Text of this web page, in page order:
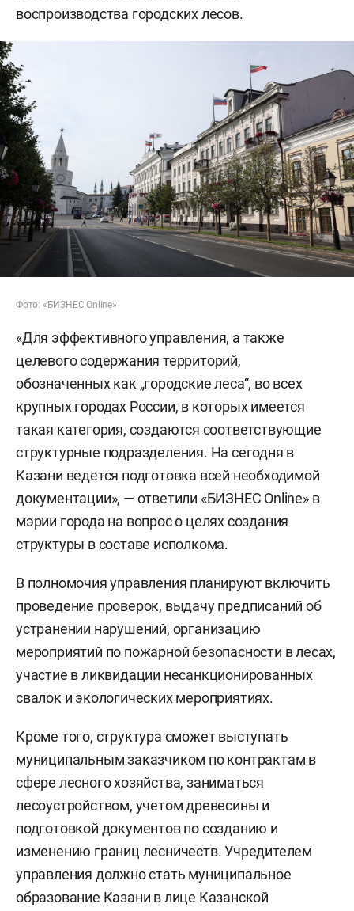
воспроизводства городских лесов.
Фото: «БИЗНЕС Online»
«Для эффективного управления, а также
целевого содержания территорий,
обозначенных как „городские леса“, во всех
крупных городах России, в которых имеется
такая категория, создаются соответствующие
структурные подразделения. На сегодня в
Казани ведется подготовка всей необходимой
документации», — ответили «БИЗНЕС Online» в
мэрии города на вопрос о целях создания
структуры в составе исполкома.
В полномочия управления планируют включить
проведение проверок, выдачу предписаний об
устранении нарушений, организацию
мероприятий по пожарной безопасности в лесах,
участие в ликвидации несанкционированных
свалок и экологических мероприятиях.
Кроме того, структура сможет выступать
муниципальным заказчиком по контрактам в
сфере лесного хозяйства, заниматься
лесоустройством, учетом древесины и
подготовкой документов по созданию и
изменению границ лесничеств. Учредителем
управления должно стать муниципальное
образование Казани в лице Казанской